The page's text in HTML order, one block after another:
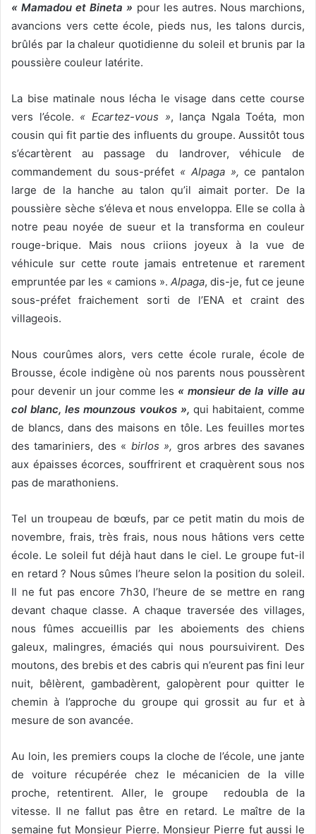
« Mamadou et Bineta » pour les autres. Nous marchions,
avancions vers cette école, pieds nus, les talons durcis,
brûlés par la chaleur quotidienne du soleil et brunis par la
poussière couleur latérite.
La bise matinale nous lécha le visage dans cette course
vers l’école. « Ecartez-vous », lança Ngala Toéta, mon
cousin qui fit partie des influents du groupe. Aussitôt tous
s’écartèrent au passage du landrover, véhicule de
commandement du sous-préfet « Alpaga »,ce pantalon
large de la hanche au talon qu’il aimait porter. De la
poussière sèche s’éleva et nous enveloppa. Elle se colla à
notre peau noyée de sueur et la transforma en couleur
rouge-brique. Mais nous criions joyeux à la vue de
véhicule sur cette route jamais entretenue et rarement
empruntée par les « camions ».Alpaga, dis-je, fut ce jeune
sous-préfet fraichement sorti de l’ENA et craint des
villageois.
Nous courûmes alors, vers cette école rurale, école de
Brousse, école indigène où nos parents nous poussèrent
pour devenir un jour comme les « monsieur de la ville au
col blanc, les mounzous voukos », qui habitaient, comme
de blancs, dans des maisons en tôle. Les feuilles mortes
des tamariniers, des « birlos », gros arbres des savanes
aux épaisses écorces, souffrirent et craquèrent sous nos
pas de marathoniens.
Tel un troupeau de bœufs, par ce petit matin du mois de
novembre, frais, très frais, nous nous hâtions vers cette
école. Le soleil fut déjà haut dans le ciel. Le groupe fut-il
en retard ? Nous sûmes l’heure selon la position du soleil.
Il ne fut pas encore 7h30, l’heure de se mettre en rang
devant chaque classe. A chaque traversée des villages,
nous fûmes accueillis par les aboiements des chiens
galeux, malingres, émaciés qui nous poursuivirent. Des
moutons, des brebis et des cabris qui n’eurent pas fini leur
nuit, bêlèrent, gambadèrent, galopèrent pour quitter le
chemin à l’approche du groupe qui grossit au fur et à
mesure de son avancée.
Au loin, les premiers coups la cloche de l’école, une jante
de voiture récupérée chez le mécanicien de la ville
proche, retentirent. Aller, le groupe redoubla de la
vitesse. Il ne fallut pas être en retard. Le maître de la
semaine fut Monsieur Pierre. Monsieur Pierre fut aussi le